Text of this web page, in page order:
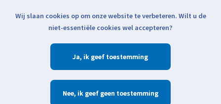
Klik voor actuele verzendinformatie...
Verlanglijst
Zoeken
Wij slaan cookies op om onze website te verbeteren. Wilt u de
niet-essentiële cookies wel accepteren?
Ja
Nee